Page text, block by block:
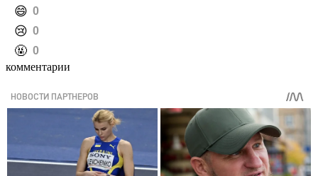
️😄 0
️😢 0
️🤬 0
комментарии